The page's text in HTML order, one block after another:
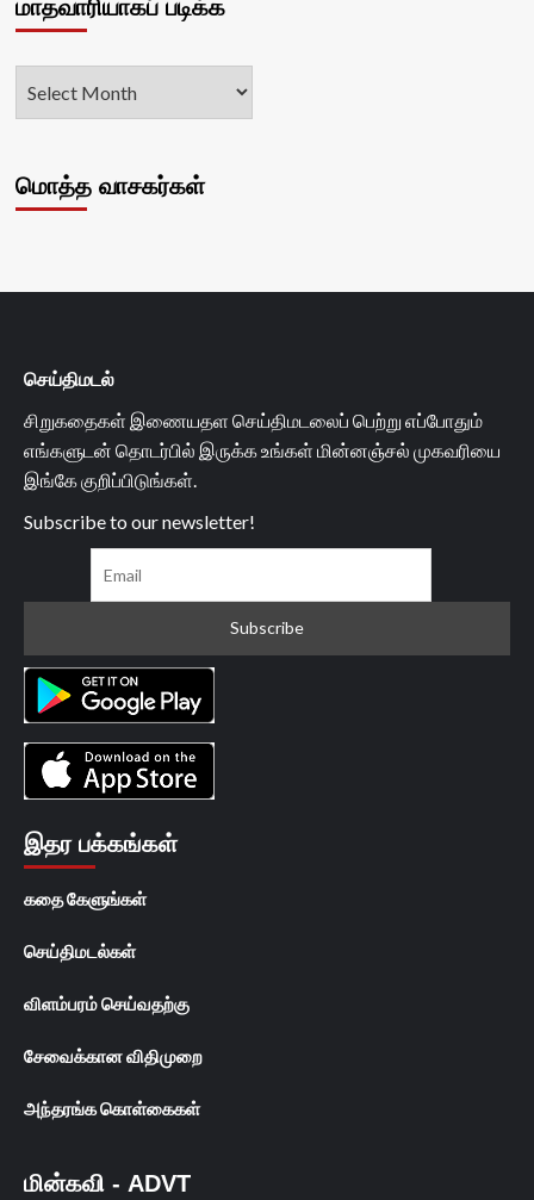
மாதவாரியாகப் படிக்க
மொத்த வாசகர்கள்
செய்திமடல்
சிறுகதைகள் இணையதள செய்திமடலைப் பெற்று எப்போதும்
எங்களுடன் தொடர்பில் இருக்க உங்கள் மின்னஞ்சல் முகவரியை
இங்கே குறிப்பிடுங்கள்.
Subscribe to our newsletter!
இதர பக்கங்கள்
கதை கேளுங்கள்
செய்திமடல்கள்
விளம்பரம் செய்வதற்கு
சேவைக்கான விதிமுறை
அந்தரங்க கொள்கைகள்
மின்கவி - ADVT